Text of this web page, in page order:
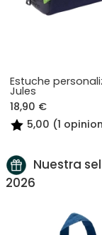
Estuche
Jules
18,90 €
5,00 (1
Nuestra
2026